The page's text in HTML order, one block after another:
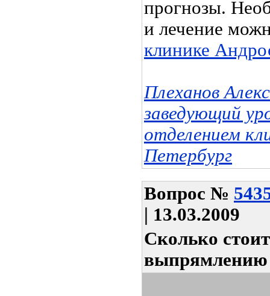
прогнозы.
и лечение
клинике
Плеханов
заведующий
отделением
Петербург
Вопрос №
| 13.03.2009
Сколько
выпрямлению